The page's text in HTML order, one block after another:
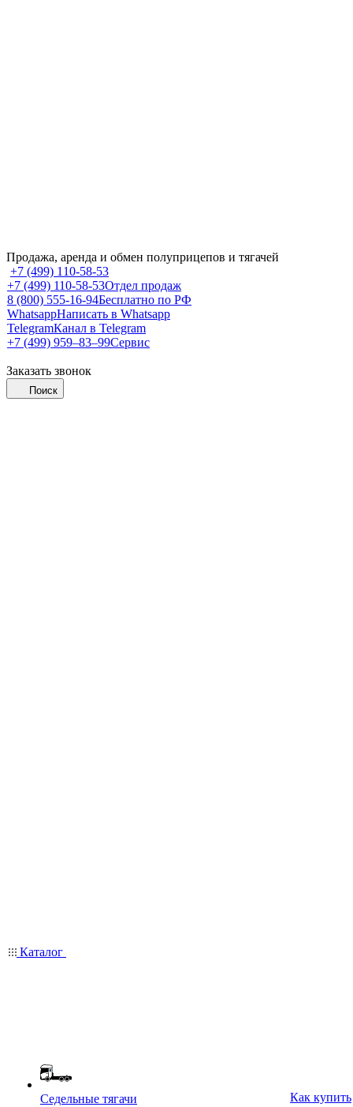
Продажа, аренда и обмен полуприцепов и тягачей
+7 (499) 110-58-53
+7 (499) 110-58-53Отдел продаж
8 (800) 555-16-94Бесплатно по РФ
WhatsappНаписать в Whatsapp
TelegramКанал в Telegram
+7 (499) 959‒83‒99Сервис
Заказать звонок
Поиск
Каталог
Седельные тягачи
Как купить